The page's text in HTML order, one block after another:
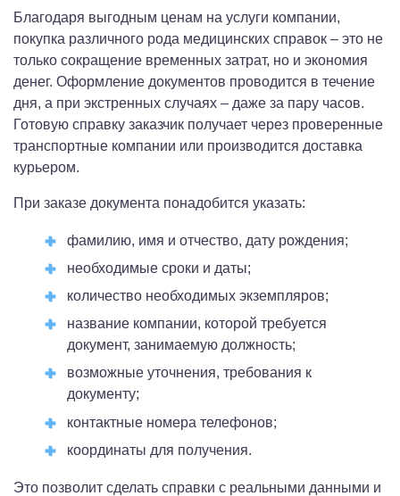
Благодаря выгодным ценам на услуги компании,
покупка различного рода медицинских справок – это не
только сокращение временных затрат, но и экономия
денег. Оформление документов проводится в течение
дня, а при экстренных случаях – даже за пару часов.
Готовую справку заказчик получает через проверенные
транспортные компании или производится доставка
курьером.
При заказе документа понадобится указать:
фамилию, имя и отчество, дату рождения;
необходимые сроки и даты;
количество необходимых экземпляров;
название компании, которой требуется
документ, занимаемую должность;
возможные уточнения, требования к
документу;
контактные номера телефонов;
координаты для получения.
Это позволит сделать справки с реальными данными и